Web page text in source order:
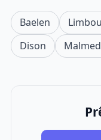
Baelen
Dison